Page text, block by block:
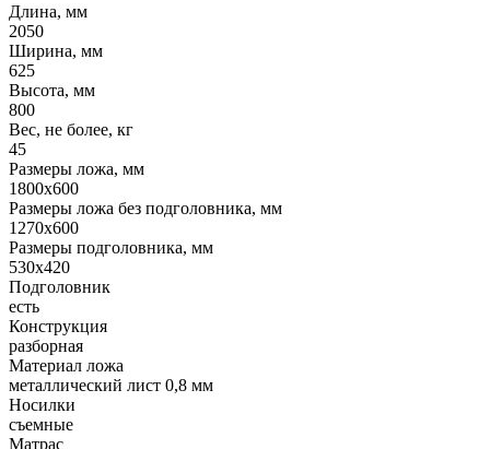
Длина, мм
2050
Ширина, мм
625
Высота, мм
800
Вес, не более, кг
45
Размеры ложа, мм
1800х600
Размеры ложа без подголовника, мм
1270х600
Размеры подголовника, мм
530x420
Подголовник
есть
Конструкция
разборная
Материал ложа
металлический лист 0,8 мм
Носилки
съемные
Матрас